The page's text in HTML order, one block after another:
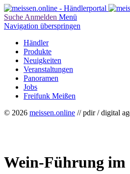
Suche Anmelden Menü
Navigation überspringen
Händler
Produkte
Neuigkeiten
Veranstaltungen
Panoramen
Jobs
Freifunk Meißen
© 2026 meissen.online // pdir / digital
Wein-Führung im